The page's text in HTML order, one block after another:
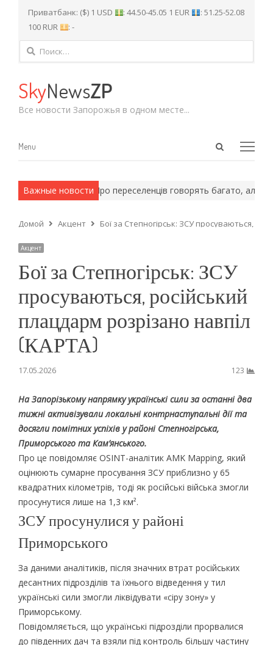
Приватбанк: ($) 1 USD : 44.50-45.05 1 EUR
: 51.25-52.08
100 RUR
: -
Найти:
SkyNewsZP
Все новости Запорожья в одном месте...
Open
Menu
Menu
Важные новости
методы. Про переселенців говорять багато, але
Домой Акцент Бої за Степногірськ: ЗСУ просуваються,
Акцент
Бої за Степногірськ: ЗСУ
просуваються, російський
плацдарм розрізано навпіл
(КАРТА)
17.05.2026 123
На Запорізькому напрямку українські сили за останні два
тижні активізували локальні контрнаступальні дії та
досягли помітних успіхів у районі Степногірська,
Приморського та Кам’янського.
Про це повідомляє OSINT-аналітик AMK Mapping, який
оцінюють сумарне просування ЗСУ приблизно у 65
квадратних кілометрів, тоді як російські війська змогли
просунутися лише на 1,3 км².
ЗСУ просунулися у районі
Приморського
За даними аналітиків, після значних втрат російських
десантних підрозділів та їхнього відведення у тил
українські сили змогли ліквідувати «сіру зону» у
Приморському.
Повідомляється, що українські підрозділи прорвалися
до південних дач та взяли під контроль більшу частину